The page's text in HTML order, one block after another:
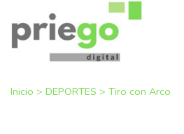
Inicio > DEPORTES > Tiro con Arco